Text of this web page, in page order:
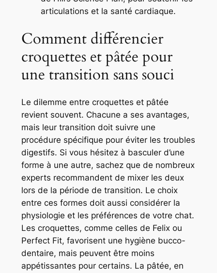
articulations et la santé cardiaque.
Comment différencier
croquettes et pâtée pour
une transition sans souci
Le dilemme entre croquettes et pâtée
revient souvent. Chacune a ses avantages,
mais leur transition doit suivre une
procédure spécifique pour éviter les troubles
digestifs. Si vous hésitez à basculer d’une
forme à une autre, sachez que de nombreux
experts recommandent de mixer les deux
lors de la période de transition. Le choix
entre ces formes doit aussi considérer la
physiologie et les préférences de votre chat.
Les croquettes, comme celles de Felix ou
Perfect Fit, favorisent une hygiène bucco-
dentaire, mais peuvent être moins
appétissantes pour certains. La pâtée, en